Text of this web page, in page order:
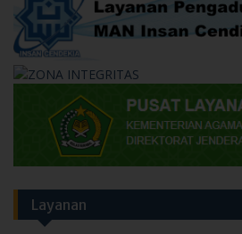
Layanan